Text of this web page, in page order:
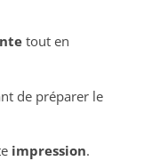
tout en
de préparer le
impression.